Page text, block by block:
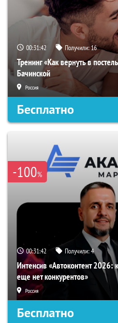
00:31:41 Получили:16
Тренинг «Как вернуть в
Бачинской
Россия
Бесплатно
-100%
00:31:41 Получили:4
Интенсив «Автоконтент 2026:
еще нет конкурентов»
Россия
Бесплатно